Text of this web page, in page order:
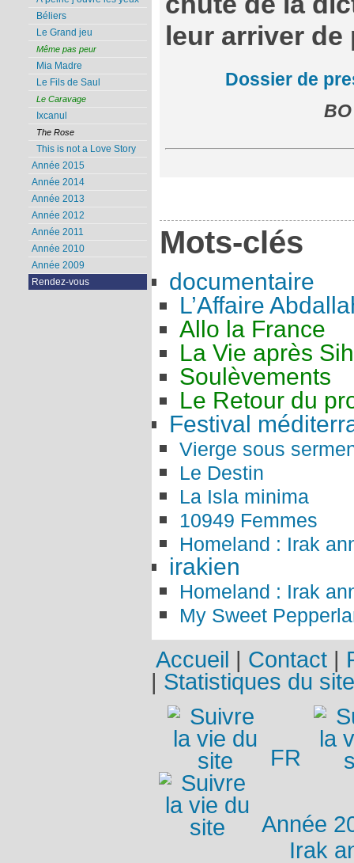
leur arriver de
Dossier de
Mots-clés
documentaire
L’Affaire
Allo la France
La Vie après
Soulèvements
Le Retour du
Festival
Vierge sous
Le Destin
La Isla minima
10949 Femmes
Homeland : Irak
irakien
Homeland : Irak
My Sweet
Béliers
Le Grand jeu
Même pas peur
Mia Madre
Le Fils de Saul
Le Caravage
Ixcanul
The Rose
This is not a Love Story
Année 2015
Année 2014
Année 2013
Année 2012
Année 2011
Année 2010
Année 2009
Rendez-vous
Accueil Contact
Statistiques du site
FR
Année
Irak